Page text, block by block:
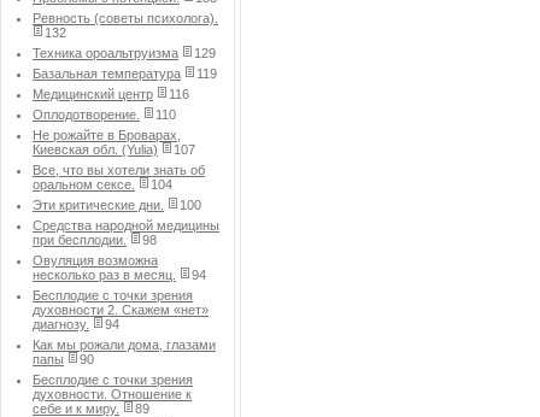
Ревность (советы психолога).
132
Техника ороальтруизма
129
Базальная температура
119
Медицинский центр
116
Оплодотворение.
110
Не рожайте в Броварах,
Киевская обл. (Yulia)
107
Все, что вы хотели знать об
оральном сексе.
104
Эти критические дни.
100
Средства народной медицины
при бесплодии.
98
Овуляция возможна
несколько раз в месяц.
94
Бесплодие с точки зрения
духовности 2. Скажем «нет»
диагнозу.
94
Как мы рожали дома, глазами
папы
90
Бесплодие с точки зрения
духовности. Отношение к
себе и к миру.
89